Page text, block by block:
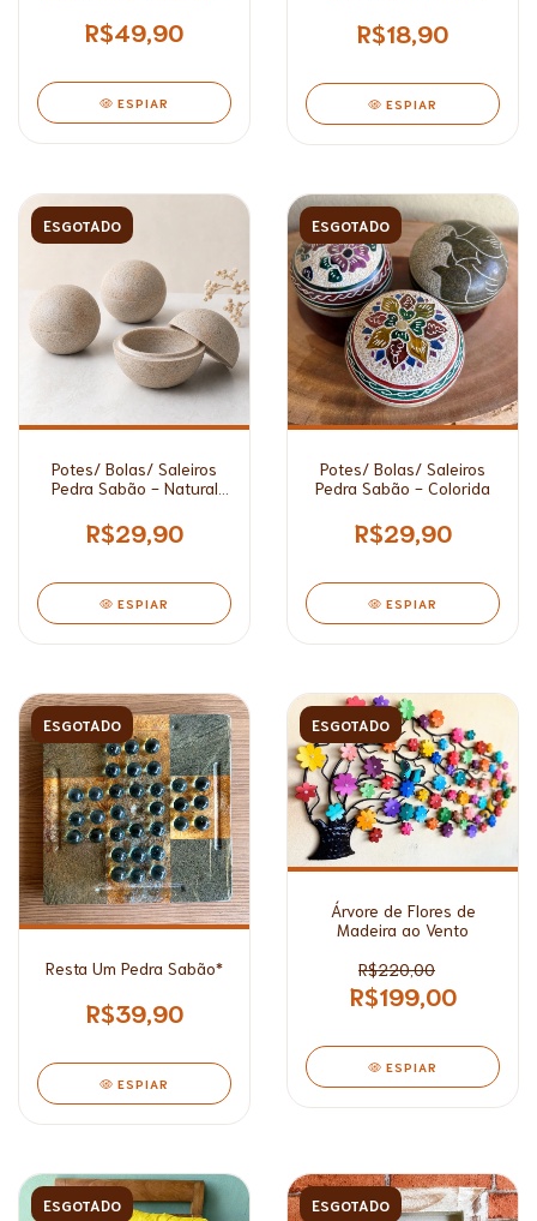
R$49,90
ESPIAR
R$18,90
ESPIAR
ESGOTADO
Potes/ Bolas/ Saleiros
Pedra Sabão - Natural
R$29,90
ESPIAR
ESGOTADO
Potes/ Bolas/ Saleiros
Pedra Sabão - Colorida
R$29,90
ESPIAR
ESGOTADO
Resta Um Pedra Sabão*
R$39,90
ESPIAR
ESGOTADO
Árvore de Flores de
Madeira ao Vento
R$220,00
R$199,00
ESPIAR
ESGOTADO ESGOTADO